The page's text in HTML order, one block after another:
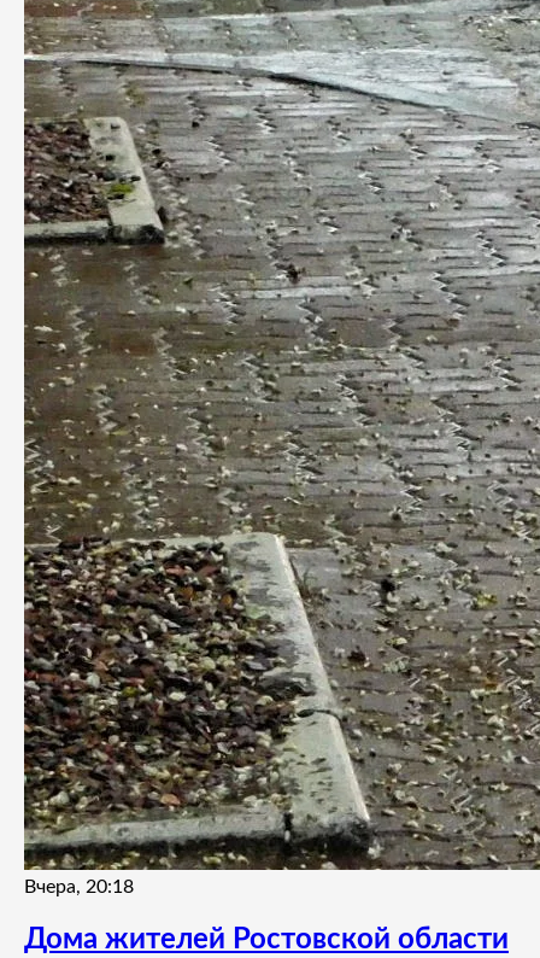
Вчера, 20:18
Дома жителей Ростовской области